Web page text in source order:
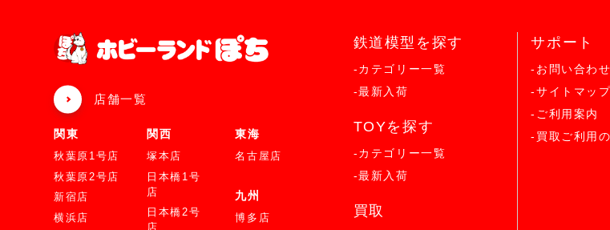
店舗一覧
関東
秋葉原1号店
秋葉原2号店
新宿店
横浜店
関西
塚本店
日本橋1号
店
日本橋2号
店
東海
名古屋店
九州
博多店
鉄道模型を探す
-カテゴリー一覧
-最新入荷
TOYを探す
-カテゴリー一覧
-最新入荷
買取
サポート
-お問い合わせ
-サイトマップ
-ご利用案内
-買取ご利用